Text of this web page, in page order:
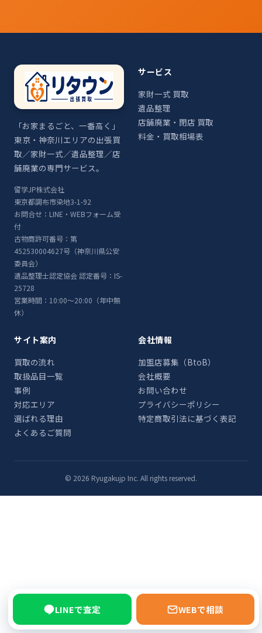
「お家まるごと、一番高く」
東京・神奈川エリアの出張買
取／家財一式／遺品整理／店
舗廃業の専門サービス。
留学JP株式会社
東京都調布市染地3-1-92
お問合せ：LINE・WEBフォーム受
付
古物商許可番号：第
452530004627号（神奈川県公安
委員会）
遺品整理士認定協会 認定番号：IS-
25728
営業時間：10:00〜20:00（年中無
休）
サービス
家財一式 買取
遺品整理
店舗廃業・閉店 買取
料金・買取相場表
サイト案内
買取の流れ
取扱品目一覧
事例
対応エリア
選ばれる理由
よくあるご質問
会社情報
加盟店募集（BtoB）
会社概要
お問い合わせ
プライバシーポリシー
特定商取引法に基づく表記
© 2026 Ryugakujp Inc. All rights reserved.
LINEで査定 WEBで相談